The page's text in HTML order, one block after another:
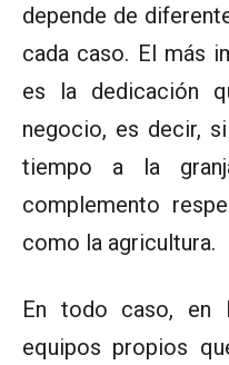
depende de
cada caso. El más
es la dedicación
negocio, es decir,
tiempo a la
complemento
como la agricultura.
En todo caso, en
equipos propios